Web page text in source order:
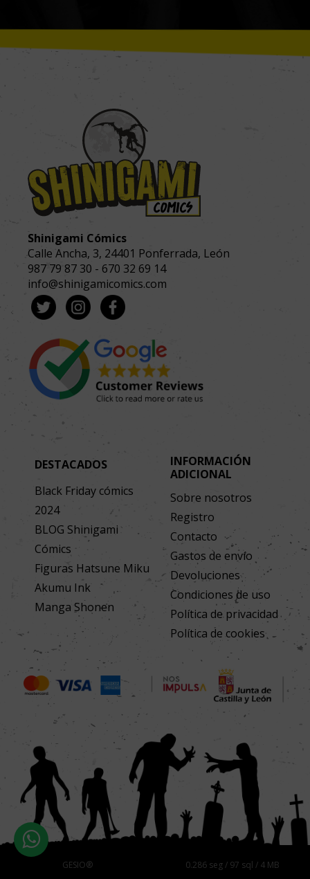
Shinigami Cómics
Calle Ancha, 3, 24401 Ponferrada, León
987 79 87 30 - 670 32 69 14
info@shinigamicomics.com
DESTACADOS
Black Friday cómics
2024
BLOG Shinigami
Cómics
Figuras Hatsune Miku
Akumu Ink
Manga Shonen
INFORMACIÓN
ADICIONAL
Sobre nosotros
Registro
Contacto
Gastos de envío
Devoluciones
Condiciones de uso
Política de privacidad
Política de cookies
GESIO® 0.286 seg / 97 sql / 4 MB